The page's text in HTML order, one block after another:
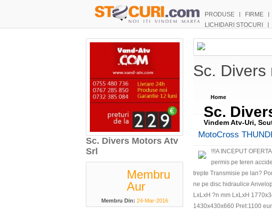
PRODUSE FIRME
LICHIDARI STOCURI
Sc. Divers Motors Atv
Srl
Membru
Aur
Membru Din: 24-Mar-2016
Sc.
Vindem Atv-Uri,
Sc. Divers
Home
MotoCross
!!!A INCEPUT
permis pe teren
trepte Transmisie pe lan?
ne pe disc hidraulice
LxLxH ?n mm LxLxH
1430x430x660 Pret:1100